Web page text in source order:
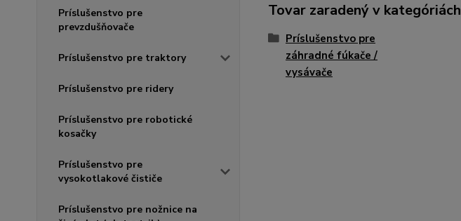
Príslušenstvo pre
prevzdušňovače
Príslušenstvo pre traktory
Príslušenstvo pre ridery
Príslušenstvo pre robotické
kosačky
Príslušenstvo pre
vysokotlakové čističe
Príslušenstvo pre nožnice na
Tovar zaradený v kategóriách
Príslušenstvo pre
záhradné fúkače /
vysávače